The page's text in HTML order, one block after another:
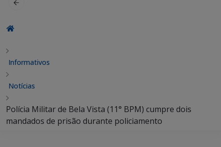
Informativos
Notícias
Polícia Militar de Bela Vista (11° BPM) cumpre dois
mandados de prisão durante policiamento